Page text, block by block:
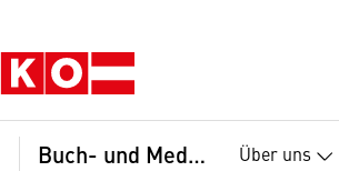
Buch- und Medienwirtschaft, Fachverband Über uns